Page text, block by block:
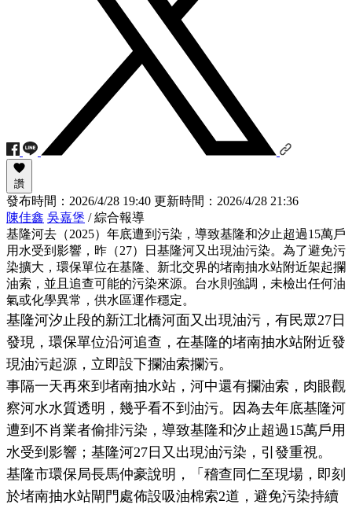
讚
發布時間： 2026/4/28 19:40 更新時間： 2026/4/28 21:36
陳佳鑫 吳嘉堡 / 綜合報導
基隆河去（2025）年底遭到污染，導致基隆和汐止超過15萬戶
用水受到影響，昨（27）日基隆河又出現油污染。為了避免污
染擴大，環保單位在基隆、新北交界的堵南抽水站附近架起攔
油索，並且追查可能的污染來源。台水則強調，未檢出任何油
氣或化學異常，供水區運作穩定。
基隆河汐止段的新江北橋河面又出現油污，有民眾27日
發現，環保單位沿河追查，在基隆的堵南抽水站附近發
現油污起源，立即設下攔油索攔污。
事隔一天再來到堵南抽水站，河中還有攔油索，肉眼觀
察河水水質透明，幾乎看不到油污。因為去年底基隆河
遭到不肖業者偷排污染，導致基隆和汐止超過15萬戶用
水受到影響；基隆河27日又出現油污染，引發重視。
基隆市環保局長馬仲豪說明，「稽查同仁至現場，即刻
於堵南抽水站閘門處佈設吸油棉索2道，避免污染持續